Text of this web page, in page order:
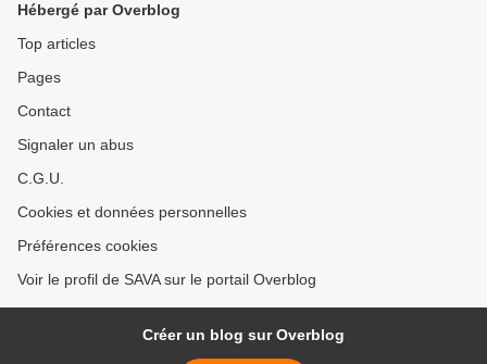
Hébergé par Overblog
Top articles
Pages
Contact
Signaler un abus
C.G.U.
Cookies et données personnelles
Préférences cookies
Voir le profil de SAVA sur le portail Overblog
Créer un blog sur Overblog